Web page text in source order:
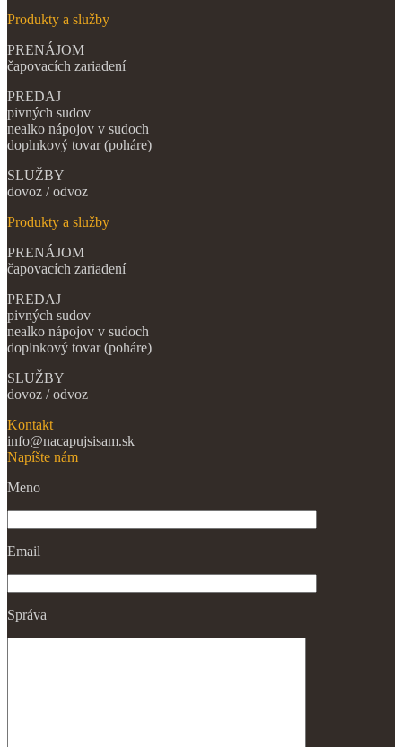
Produkty a služby
PRENÁJOM
čapovacích zariadení
PREDAJ
pivných sudov
nealko nápojov v sudoch
doplnkový tovar (poháre)
SLUŽBY
dovoz / odvoz
Produkty a služby
PRENÁJOM
čapovacích zariadení
PREDAJ
pivných sudov
nealko nápojov v sudoch
doplnkový tovar (poháre)
SLUŽBY
dovoz / odvoz
Kontakt
info@nacapujsisam.sk
Napíšte nám
Meno
Email
Správa